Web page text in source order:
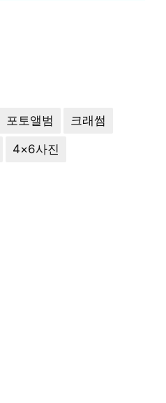
포토앨범 크래썸
4×6사진